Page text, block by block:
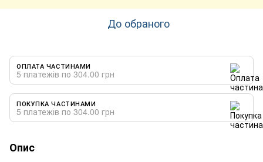
До обраного
ОПЛАТА ЧАСТИНАМИ
5 платежів по 304.00 грн
ПОКУПКА ЧАСТИНАМИ
5 платежів по 304.00 грн
Опис